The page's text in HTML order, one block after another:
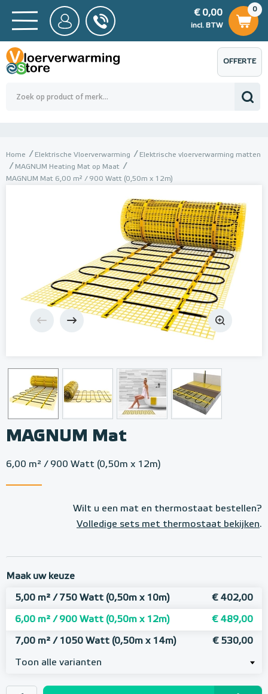
BTW
0,00
0
€ 0,00
incl. BTW
€ 0,00
OFFERTE
AANVRAGEN
Home Elektrische Vloerverwarming
Elektrische vloerverwarming matten
MAGNUM Heating Mat op Maat
MAGNUM Mat 6,00 m² / 900 Watt (0,50m x 12m)
MAGNUM Mat
6,00 m² / 900 Watt (0,50m x 12m)
Wilt u een mat en thermostaat bestellen?
Volledige sets met thermostaat bekijken.
Maak uw keuze
5,00 m² / 750 Watt (0,50m x 10m) € 402,00
6,00 m² / 900 Watt (0,50m x 12m) € 489,00
7,00 m² / 1050 Watt (0,50m x 14m) € 530,00
Toon alle varianten